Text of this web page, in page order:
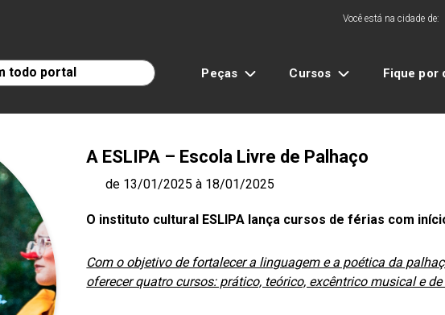
Você está na cidade de:
Peças Cursos Fique por
A ESLIPA – Escola Livre de Palhaço
de 13/01/2025 à 18/01/2025
O instituto cultural ESLIPA lança cursos de férias com
Com o objetivo de fortalecer a linguagem e a poética da
oferecer quatro cursos: prático, teórico, excêntrico musical e